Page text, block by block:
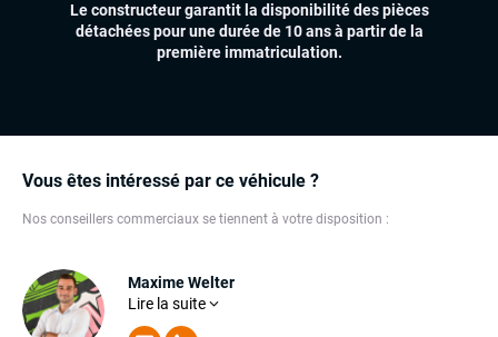
Vous êtes intéressé par ce véhicule ?
Nos conseillers commerciaux se tiennent à votre disposition :
Maxime Welter
Maxime est un commercial d'une grande rigueur. Sa
répondre à toutes vos questions et de satisfaire vos
Lire la suite
Volant multifonctions
EXTÉRIEUR
Anti-brouillards
INTÉRIEUR
Accoudoir central
Le constructeur garantit la disponibilité des pièces
détachées pour une durée de 10 ans à partir de la
première immatriculation.